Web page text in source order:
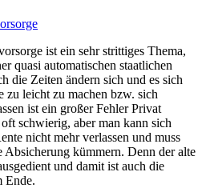
ist ein sehr strittiges Thema,
quasi automatischen staatlichen
die Zeiten ändern sich und es sich
zu leicht zu machen bzw. sich
ist ein großer Fehler Privat
schwierig, aber man kann sich
nicht mehr verlassen und muss
Absicherung kümmern. Denn der alte
und damit ist auch die
Ende.